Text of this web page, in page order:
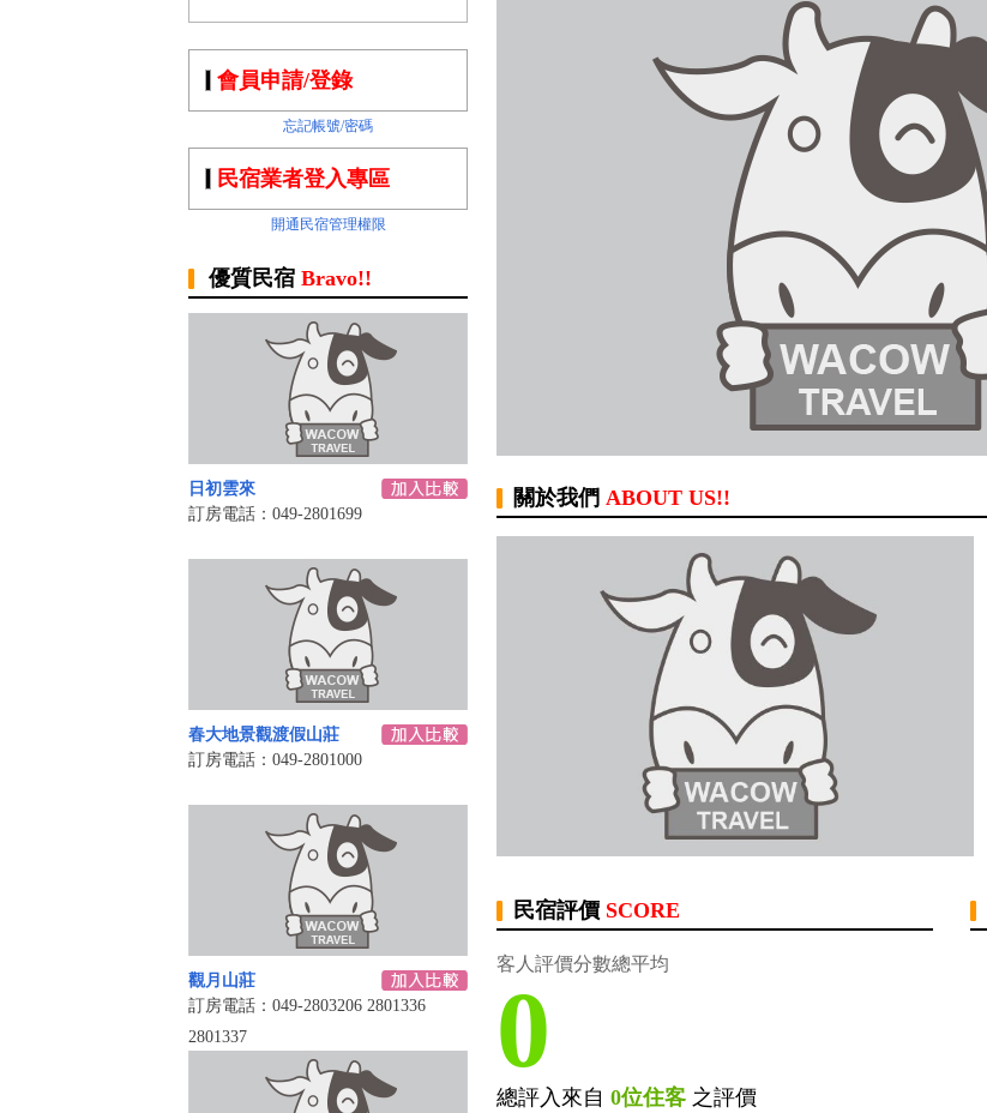
會員申請/登錄
忘記帳號/密碼
民宿業者登入專區
開通民宿管理權限
優質民宿 Bravo!!
日初雲來
訂房電話：049-2801699
春大地景觀渡假山莊
訂房電話：049-2801000
觀月山莊
訂房電話：049-2803206 2801336
2801337
關於我們 ABOUT US!!
民宿評價 SCORE
客人評價分數總平均
0
總評入來自 0位住客 之評價